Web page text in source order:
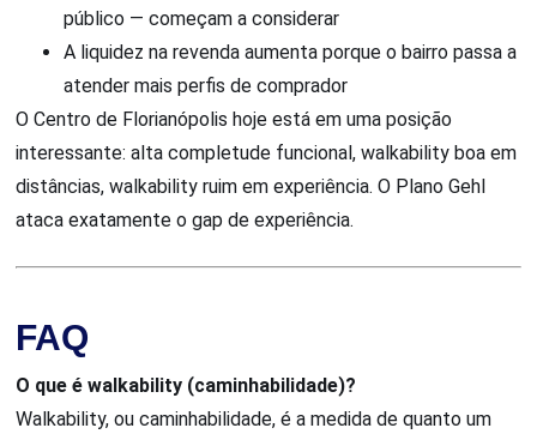
público — começam a considerar
A liquidez na revenda aumenta porque o bairro passa a
atender mais perfis de comprador
O Centro de Florianópolis hoje está em uma posição
interessante: alta completude funcional, walkability boa em
distâncias, walkability ruim em experiência. O Plano Gehl
ataca exatamente o gap de experiência.
FAQ
O que é walkability (caminhabilidade)?
Walkability, ou caminhabilidade, é a medida de quanto um